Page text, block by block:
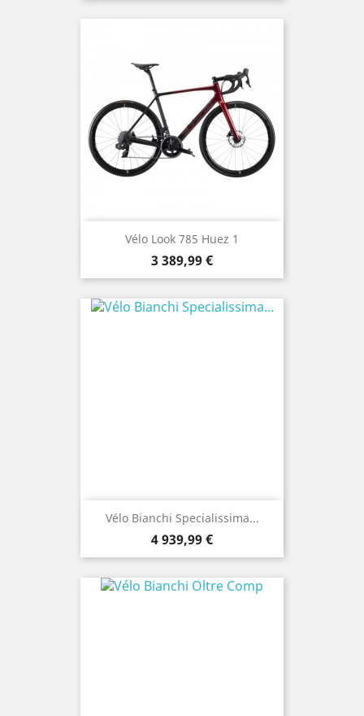
Vélo Look 785 Huez 1
Prix
3 389,99 €
Vélo Bianchi Specialissima...
Prix
4 939,99 €